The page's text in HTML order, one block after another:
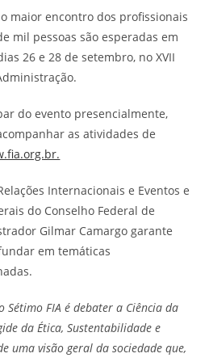
maior encontro dos profissionais
mil pessoas são esperadas em
26 e 28 de setembro, no XVII
do evento presencialmente,
as atividades de
Internacionais e Eventos e
do Conselho Federal de
Gilmar Camargo garante
em temáticas
Sétimo FIA é debater a Ciência da
da Ética, Sustentabilidade e
uma visão geral da sociedade que,